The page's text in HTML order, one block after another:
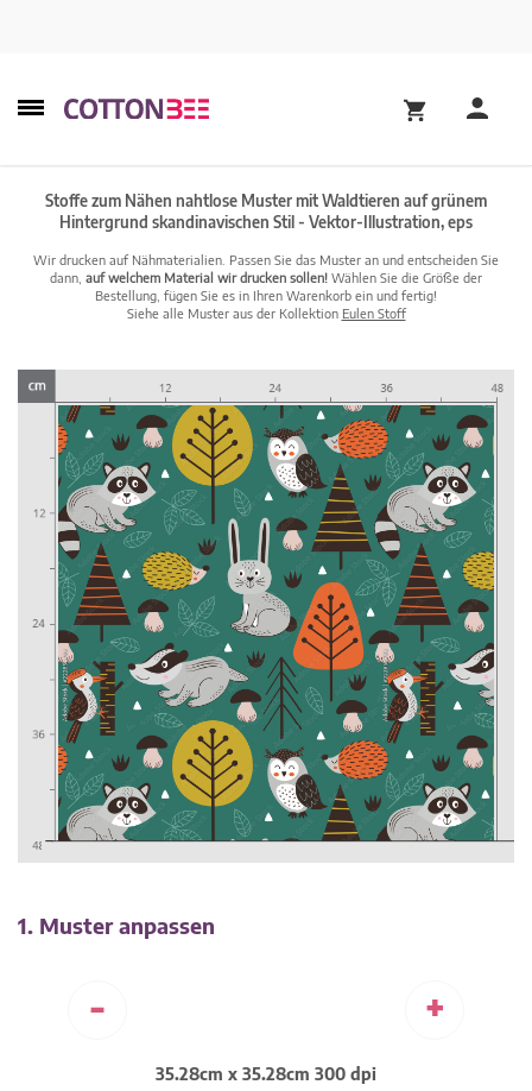
Stoffe zum Nähen nahtlose Muster mit Waldtieren auf grünem
Hintergrund skandinavischen Stil - Vektor-Illustration, eps
Wir drucken auf Nähmaterialien. Passen Sie das Muster an und entscheiden Sie
dann, auf welchem Material wir drucken sollen! Wählen Sie die Größe der
Bestellung, fügen Sie es in Ihren Warenkorb ein und fertig!
Siehe alle Muster aus der Kollektion Eulen Stoff
1. Muster anpassen
- +
35.28cm x 35.28cm 300 dpi